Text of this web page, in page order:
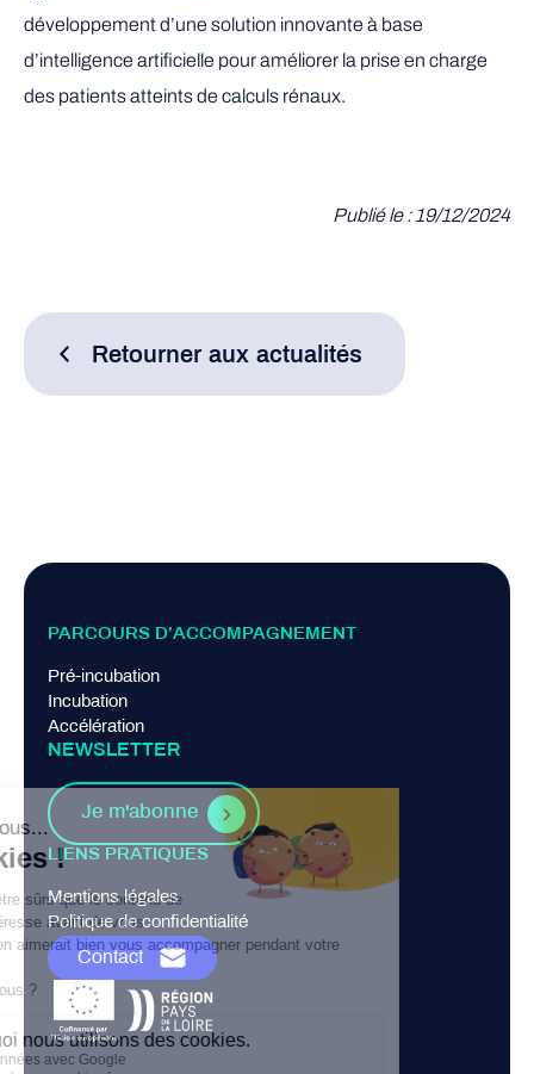
développement d’une solution innovante à base
d’intelligence artificielle pour améliorer la prise en charge
des patients atteints de calculs rénaux.
Publié le : 19/12/2024
Retourner aux actualités
PARCOURS D’ACCOMPAGNEMENT
Pré-incubation
Incubation
Accélération
NEWSLETTER
Je m'abonne
LIENS PRATIQUES
Mentions légales
Politique de confidentialité
Contact